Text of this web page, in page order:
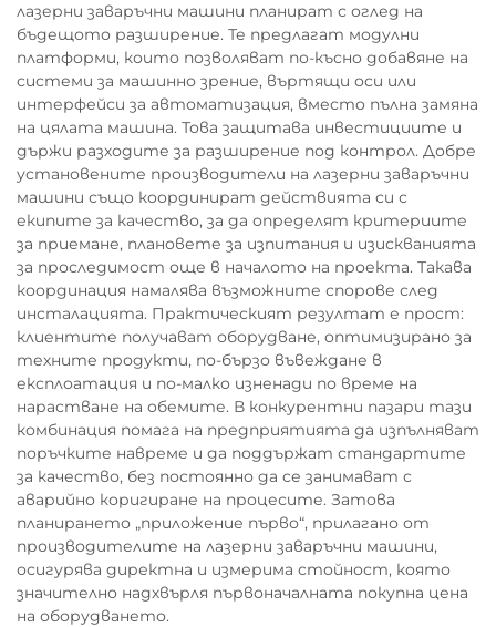
лазерни заваръчни машини планират с оглед на
бъдещото разширение. Те предлагат модулни
платформи, които позволяват по-късно добавяне на
системи за машинно зрение, въртящи оси или
интерфейси за автоматизация, вместо пълна замяна
на цялата машина. Това защитава инвестициите и
държи разходите за разширение под контрол. Добре
установените производители на лазерни заваръчни
машини също координират действията си с
екипите за качество, за да определят критериите
за приемане, плановете за изпитания и изискванията
за проследимост още в началото на проекта. Такава
координация намалява възможните спорове след
инсталацията. Практическият резултат е прост:
клиентите получават оборудване, оптимизирано за
техните продукти, по-бързо въвеждане в
експлоатация и по-малко изненади по време на
нарастване на обемите. В конкурентни пазари тази
комбинация помага на предприятията да изпълняват
поръчките навреме и да поддържат стандартите
за качество, без постоянно да се занимават с
аварийно коригиране на процесите. Затова
планирането „приложение първо“, прилагано от
производителите на лазерни заваръчни машини,
осигурява директна и измерима стойност, която
значително надхвърля първоначалната покупна цена
на оборудването.